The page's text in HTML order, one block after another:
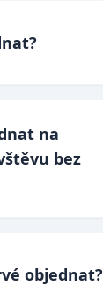
na
bez
objednat?